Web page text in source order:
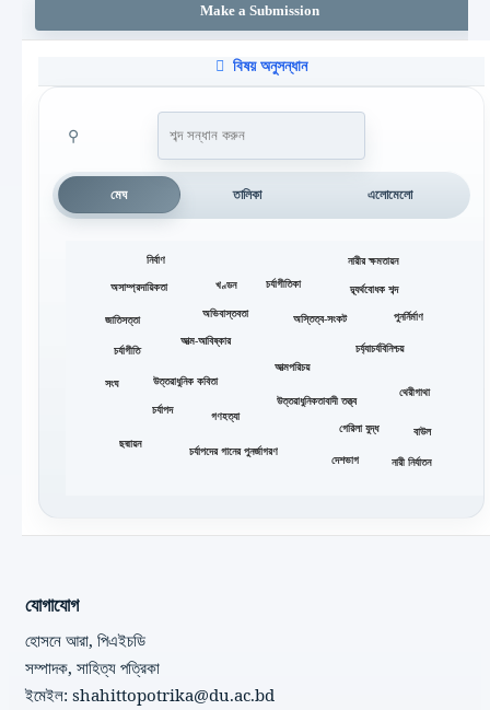
Make a Submission
বিষয় অনুসন্ধান
⚲
মেঘ তালিকা এলোমেলো
অভিবাস্তবতা
অসাম্প্রদায়িকতা
অস্তিত্ব-সংকট
আত্ম-আবিষ্কার
আত্মপরিচয়
উত্তরাধুনিক কবিতা
উত্তরাধুনিকতাবাদী তত্ত্ব
খণ্ডন
গণহত্যা
গেরিলা যুদ্ধ
চর্যাগীতি
চর্যাগীতিকা
চর্যাপদ
চর্যাপদের গানের পুনর্জাগরণ
চর্য্যাচর্যবিনিশ্চয়
ছদ্মায়ন
জাতিসত্তা
থেরীগাথা
দেশভাগ
দ্ব্যর্থবোধক শব্দ
নারী নির্যাতন
নারীর ক্ষমতায়ন
নির্বাণ
পুনর্নির্মাণ
বাউল
সংঘ
যোগাযোগ
হোসনে আরা, পিএইচডি
সম্পাদক, সাহিত্য পত্রিকা
ইমেইল: shahittopotrika@du.ac.bd